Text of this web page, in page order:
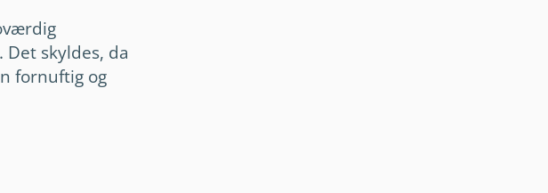
skyldes, da
fornuftig og